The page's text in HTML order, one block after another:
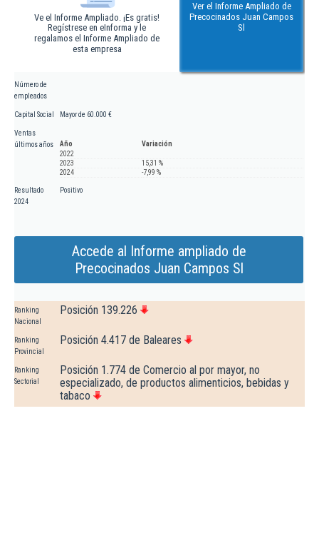
Ve el Informe Ampliado. ¡Es gratis!
Regístrese en eInforma y le
regalamos el Informe Ampliado de
esta empresa
Ver el Informe Ampliado de
Precocinados Juan Campos
Sl
Número de
empleados
Capital Social Mayor de 60.000 €
Ventas
últimos años
Año
Variación
2022
2023
15,31 %
2024
-7,99 %
Resultado
2024
Positivo
Accede al Informe ampliado de
Precocinados Juan Campos Sl
Ranking
Nacional
Posición 139.226
Ranking
Provincial
Posición 4.417 de Baleares
Ranking
Sectorial
Posición 1.774 de Comercio al por mayor, no
especializado, de productos alimenticios, bebidas y
tabaco